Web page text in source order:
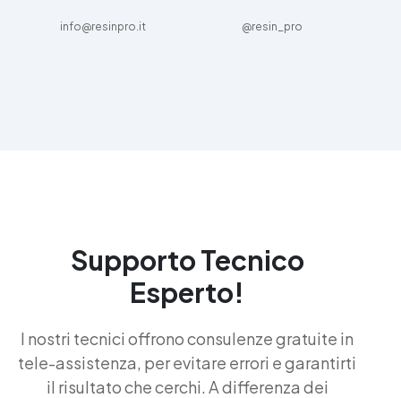
info@resinpro.it @resin_pro
Supporto Tecnico
Esperto!
I nostri tecnici offrono consulenze gratuite in
tele-assistenza, per evitare errori e garantirti
il risultato che cerchi. A differenza dei